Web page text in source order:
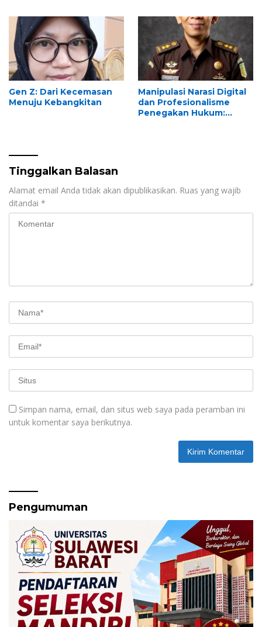
Gen Z: Dari Kecemasan
Menuju Kebangkitan
Manipulasi Narasi Digital
dan Profesionalisme
Penegakan Hukum:
Tinggalkan Balasan
Alamat email Anda tidak akan dipublikasikan. Ruas yang wajib
ditandai *
Simpan nama, email, dan situs web saya pada peramban ini
untuk komentar saya berikutnya.
Pengumuman